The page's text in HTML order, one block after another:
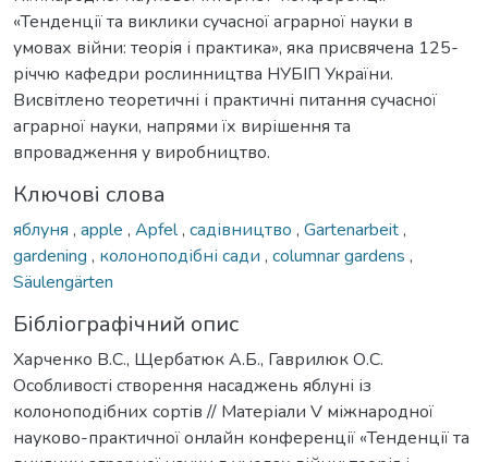
«Тенденції та виклики сучасної аграрної науки в
умовах війни: теорія і практика», яка присвячена 125-
річчю кафедри рослинництва НУБІП України.
Висвітлено теоретичні і практичні питання сучасної
аграрної науки, напрями їх вирішення та
впровадження у виробництво.
Ключові слова
яблуня , apple , Apfel, садівництво , Gartenarbeit,
gardening , колоноподібні сади , columnar gardens ,
Säulengärten
Бібліографічний опис
Харченко В.С., Щербатюк А.Б., Гаврилюк О.С.
Особливості створення насаджень яблуні із
колоноподібних сортів // Матеріали V міжнародної
науково-практичної онлайн конференції «Тенденції та